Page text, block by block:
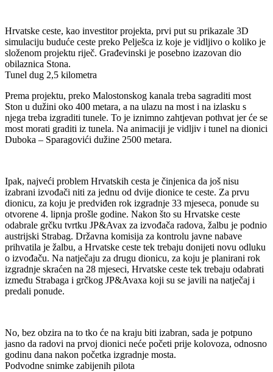
Hrvatske ceste, kao investitor projekta, prvi put su prikazale 3D
simulaciju buduće ceste preko Pelješca iz koje je vidljivo o koliko je
složenom projektu riječ. Građevinski je posebno izazovan dio
obilaznica Stona.
Tunel dug 2,5 kilometra
Prema projektu, preko Malostonskog kanala treba sagraditi most
Ston u dužini oko 400 metara, a na ulazu na most i na izlasku s
njega treba izgraditi tunele. To je iznimno zahtjevan pothvat jer će se
most morati graditi iz tunela. Na animaciji je vidljiv i tunel na dionici
Duboka – Sparagovići dužine 2500 metara.
Ipak, najveći problem Hrvatskih cesta je činjenica da još nisu
izabrani izvođači niti za jednu od dvije dionice te ceste. Za prvu
dionicu, za koju je predviđen rok izgradnje 33 mjeseca, ponude su
otvorene 4. lipnja prošle godine. Nakon što su Hrvatske ceste
odabrale grčku tvrtku JP&Avax za izvođača radova, žalbu je podnio
austrijski Strabag. Državna komisija za kontrolu javne nabave
prihvatila je žalbu, a Hrvatske ceste tek trebaju donijeti novu odluku
o izvođaču. Na natječaju za drugu dionicu, za koju je planirani rok
izgradnje skraćen na 28 mjeseci, Hrvatske ceste tek trebaju odabrati
između Strabaga i grčkog JP&Avaxa koji su se javili na natječaj i
predali ponude.
No, bez obzira na to tko će na kraju biti izabran, sada je potpuno
jasno da radovi na prvoj dionici neće početi prije kolovoza, odnosno
godinu dana nakon početka izgradnje mosta.
Podvodne snimke zabijenih pilota